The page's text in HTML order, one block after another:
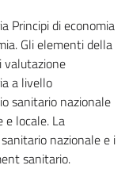
Principi di economia
Gli elementi della
valutazione
a livello
sanitario nazionale
e locale. La
nazionale e i
sanitario.